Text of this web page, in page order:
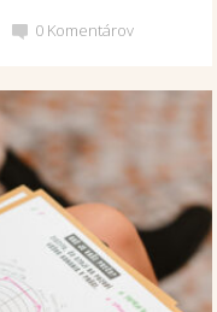
0 Komentárov